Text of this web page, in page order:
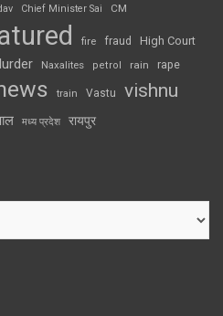
Chief Minister Sai CM
fire fraud High Court
Naxalites petrol rain rape
train Vastu vishnu
मध्य प्रदेश रायपुर